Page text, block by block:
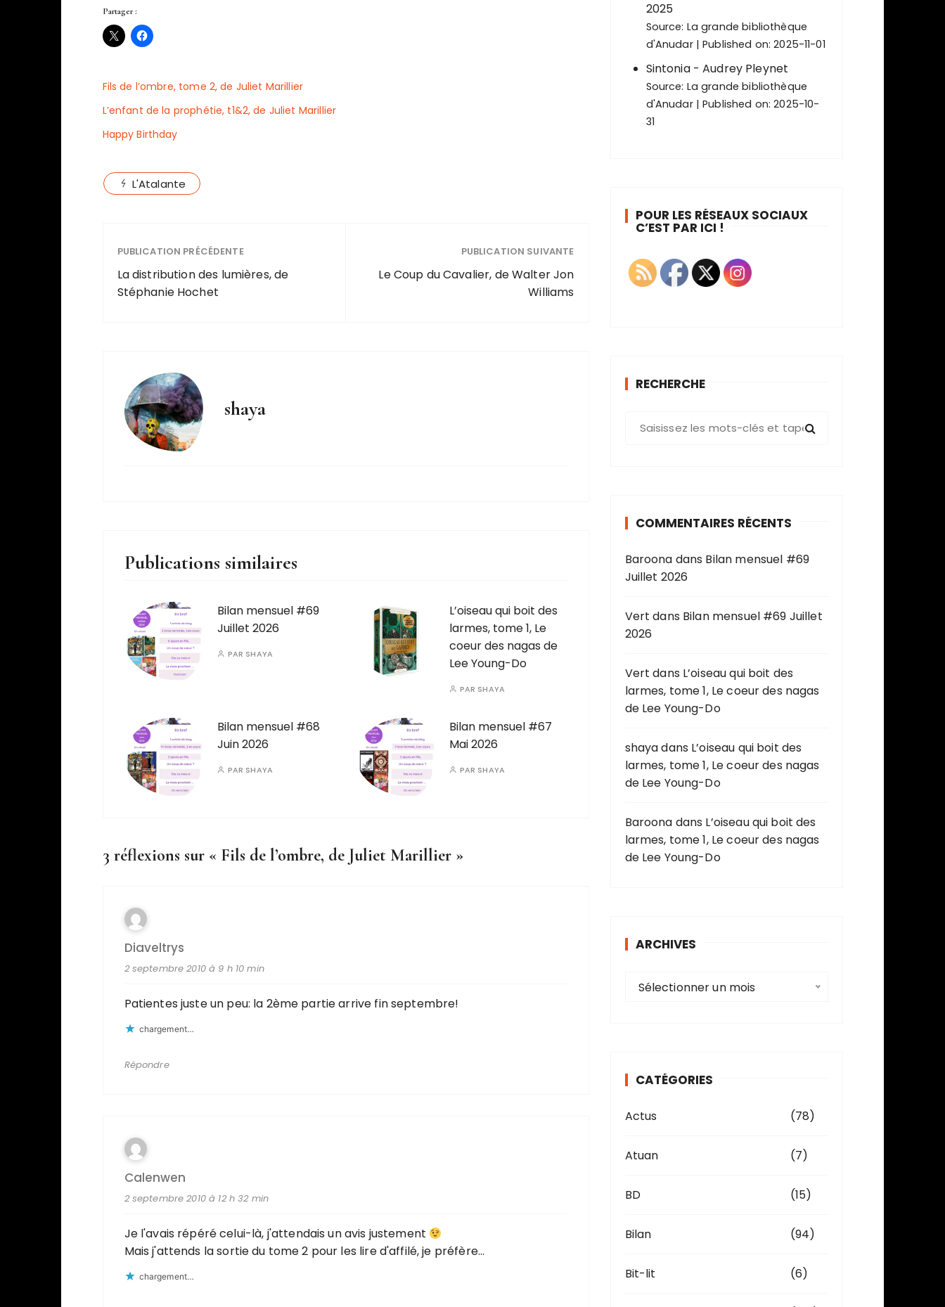
Partager :
Fils de l’ombre, tome 2, de Juliet Marillier
L’enfant de la prophétie, t1&2, de Juliet Marillier
Happy Birthday
L'Atalante
PUBLICATION PRÉCÉDENTE
La distribution des lumières, de
Stéphanie Hochet
PUBLICATION SUIVANTE
Le Coup du Cavalier, de Walter Jon
Williams
shaya
Publications similaires
Bilan mensuel #69
Juillet 2026
PAR SHAYA
L’oiseau qui boit des
larmes, tome 1, Le
coeur des nagas de
Lee Young-Do
PAR SHAYA
Bilan mensuel #68
Juin 2026
PAR SHAYA
Bilan mensuel #67
Mai 2026
PAR SHAYA
3 réflexions sur « Fils de l’ombre, de Juliet Marillier»
Diaveltrys
2 septembre 2010 à 9 h 10 min
Patientes juste un peu: la 2ème partie arrive fin septembre!
chargement…
Répondre
Calenwen
2 septembre 2010 à 12 h 32 min
Je l'avais répéré celui-là, j'attendais un avis justement
Mais j'attends la sortie du tome 2 pour les lire d'affilé, je préfère…
chargement…
2025
Source: La grande bibliothèque
d'Anudar
Published on: 2025-11-01
Sintonia - Audrey Pleynet
Source: La grande bibliothèque
d'Anudar
Published on: 2025-10-
31
POUR LES RÉSEAUX SOCIAUX
C’EST PAR ICI !
RECHERCHE
e
p
u
r
:
COMMENTAIRES RÉCENTS
Baroona dans Bilan mensuel #69
Juillet 2026
Vert dans Bilan mensuel #69 Juillet
2026
Vert dans L’oiseau qui boit des
larmes, tome 1, Le coeur des nagas
de Lee Young-Do
shayadans L’oiseau qui boit des
larmes, tome 1, Le coeur des nagas
de Lee Young-Do
Baroona dans L’oiseau qui boit des
larmes, tome 1, Le coeur des nagas
de Lee Young-Do
ARCHIVES
e
Sélectionner un mois
CATÉGORIES
Actus (78)
Atuan (7)
BD (15)
Bilan (94)
Bit-lit (6)